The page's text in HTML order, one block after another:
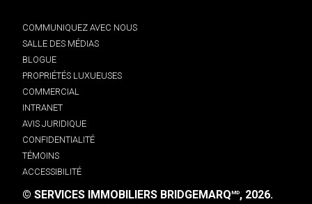
COMMUNIQUEZ AVEC NOUS
SALLE DES MÉDIAS
BLOGUE
PROPRIÉTÉS LUXUEUSES
COMMERCIAL
INTRANET
AVIS JURIDIQUE
CONFIDENTIALITÉ
TÉMOINS
ACCESSIBILITÉ
© SERVICES IMMOBILIERS BRIDGEMARQMD, 2026.